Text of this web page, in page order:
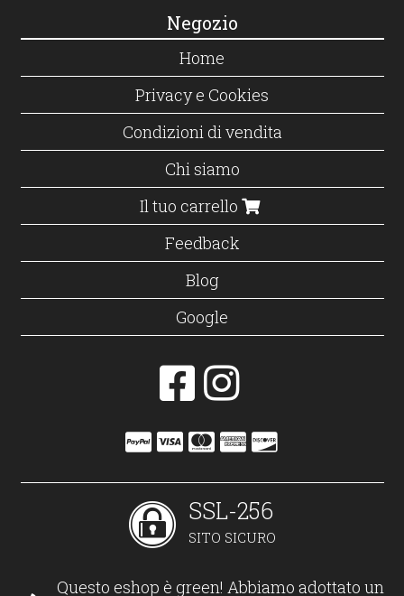
Negozio
Home
Privacy e Cookies
Condizioni di vendita
Chi siamo
Il tuo carrello
Feedback
Blog
Google
SSL-256
SITO SICURO
Questo eshop è green! Abbiamo adottato un